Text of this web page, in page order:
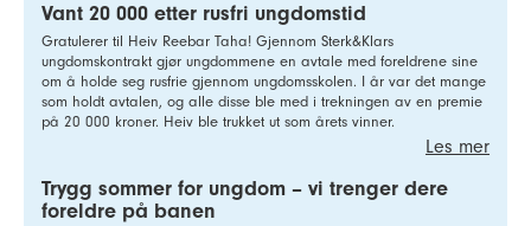
Vant 20 000 etter rusfri ungdomstid
Gratulerer til Heiv Reebar Taha! Gjennom Sterk&Klars
ungdomskontrakt gjør ungdommene en avtale med foreldrene sine
om å holde seg rusfrie gjennom ungdomsskolen. I år var det mange
som holdt avtalen, og alle disse ble med i trekningen av en premie
på 20 000 kroner. Heiv ble trukket ut som årets vinner.
Les mer
Trygg sommer for ungdom – vi trenger dere
foreldre på banen